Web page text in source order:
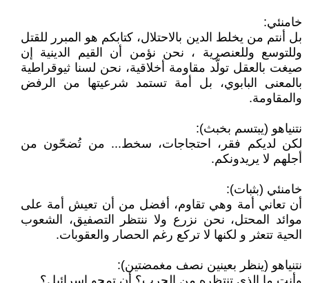
خامنئي:
بل أنتم من يخلط الدين بالاحتلال، كتابكم هو المبرر للقتل
وللتوسع وللعنصرية ، نحن نؤمن أن القيم الدينية إن
صيغت بالعقل تولّد مقاومة أخلاقية، نحن لسنا ثيوقراطية
بالمعنى البابوي، بل أمة تستمد شرعيتها من الرفض
والمقاومة.
نتنياهو (يبتسم بخبث):
لكن لديكم فقر، احتجاجات، سخط... من تُضحّون من
أجلهم لا يريدونكم.
خامنئي (بثبات):
أن تعاني أمة وهي تقاوم، أفضل من أن تعيش أمة على
موائد المحتل، نحن نزرع ولا ننتظر التصفيق، الشعوب
الحية تتعثر و لكنها لا تركع رغم الحصار والعقوبات.
نتنياهو (ينظر بعينين نصف مغمضتين):